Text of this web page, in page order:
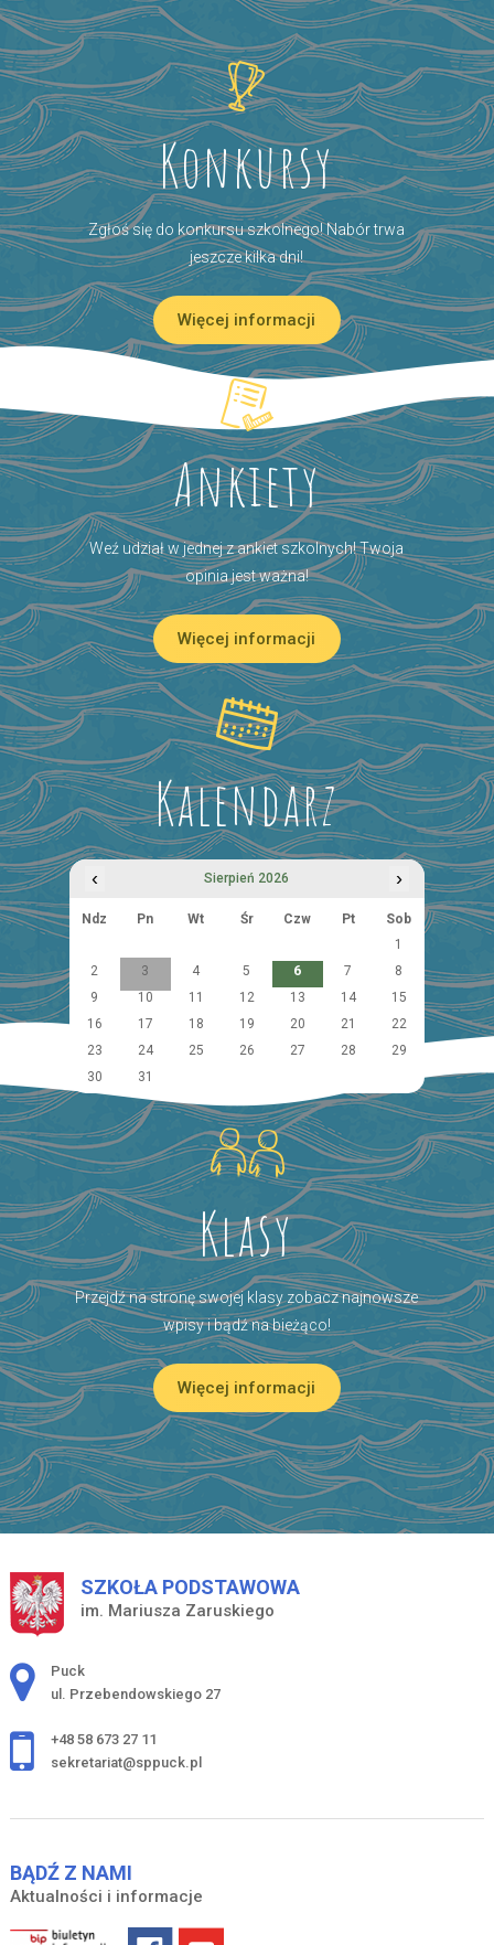
Konkursy
Zgłoś się do konkursu szkolnego! Nabór trwa
jeszcze kilka dni!
Więcej informacji
Ankiety
Weź udział w jednej z ankiet szkolnych! Twoja
opinia jest ważna!
Więcej informacji
Kalendarz
‹ Sierpień 2026 ›
Ndz Pn Wt Śr Czw Pt
Sob
1
2
3 4 5 6 7
8
9
10 11 12 13 14
15
16
17 18 19 20 21
22
23
24 25 26 27 28
29
30
31
Klasy
Przejdź na stronę swojej klasy zobacz najnowsze
wpisy i bądź na bieżąco!
Więcej informacji
SZKOŁA PODSTAWOWA
im. Mariusza Zaruskiego
Adres pocztowy:
Puck
ul. Przebendowskiego 27
+48 58 673 27 11
sekretariat@sppuck.pl
BĄDŹ Z NAMI
Aktualności i informacje